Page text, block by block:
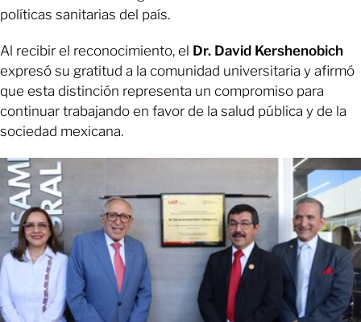
políticas sanitarias del país.
Al recibir el reconocimiento, el Dr. David Kershenobich
expresó su gratitud a la comunidad universitaria y afirmó
que esta distinción representa un compromiso para
continuar trabajando en favor de la salud pública y de la
sociedad mexicana.